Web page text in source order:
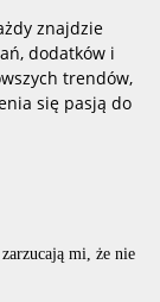
znajdzie
dodatków i
trendów,
się pasją do
mi, że nie